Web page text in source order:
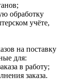
обработку
учёте,
на поставку
для:
в работу;
заказа.